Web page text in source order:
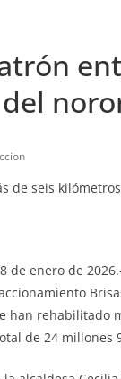
de seis
de enero de
han rehabilitado
de 24 millones